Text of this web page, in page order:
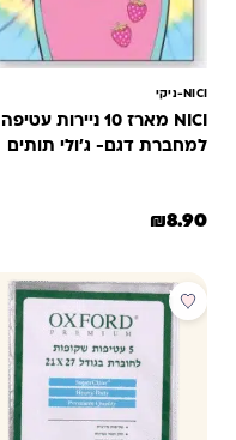
NICI-ניקי
NICI מארז 10 ניירות עטיפה
למחברת דגם- ג'ולי תותים
₪8.90
מבצע